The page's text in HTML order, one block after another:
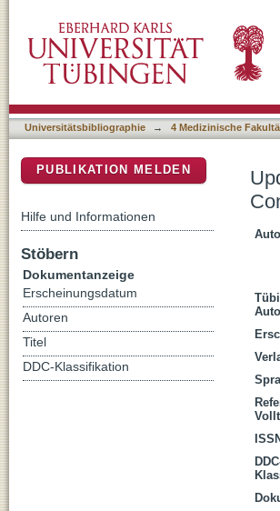
Known Therapies
Universitätsbibliographie → 4 Medizinische
PUBLIKATION MELDEN
Hilfe und Informationen
Stöbern
Dokumentanzeige
Erscheinungsdatum
Autoren
Titel
DDC-Klassifikation